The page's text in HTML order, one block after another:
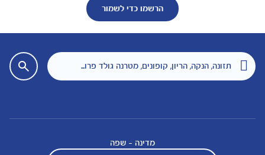
הרשמו כדי לשמור
מדינה - שפה